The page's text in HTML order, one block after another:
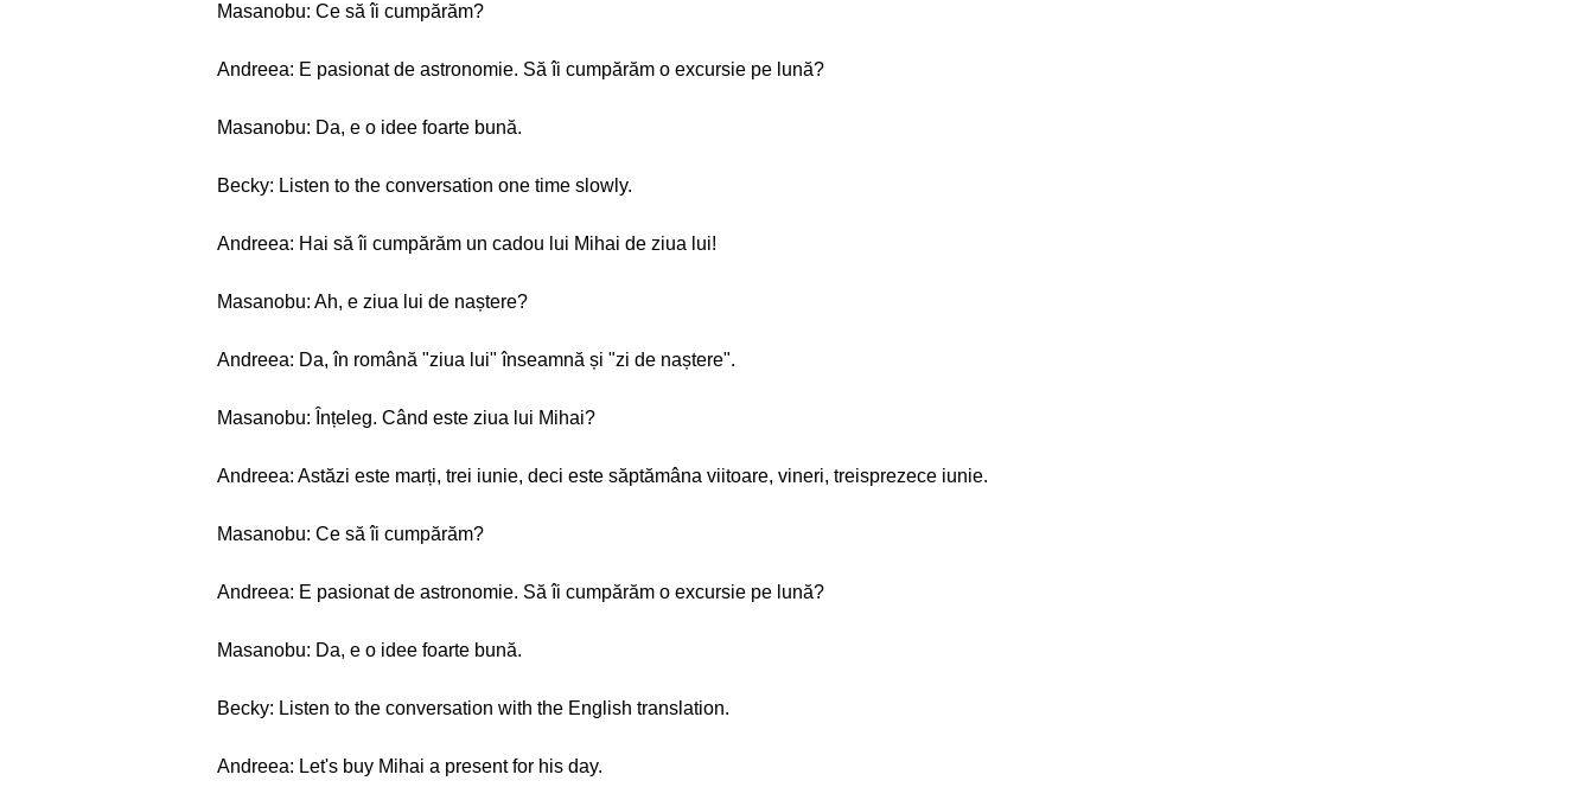
Masanobu: Ce să îi cumpărăm?
Andreea: E pasionat de astronomie. Să îi cumpărăm o excursie pe lună?
Masanobu: Da, e o idee foarte bună.
Becky: Listen to the conversation one time slowly.
Andreea: Hai să îi cumpărăm un cadou lui Mihai de ziua lui!
Masanobu: Ah, e ziua lui de naștere?
Andreea: Da, în română "ziua lui" înseamnă și "zi de naștere".
Masanobu: Înțeleg. Când este ziua lui Mihai?
Andreea: Astăzi este marți, trei iunie, deci este săptămâna viitoare, vineri, treisprezece iunie.
Masanobu: Ce să îi cumpărăm?
Andreea: E pasionat de astronomie. Să îi cumpărăm o excursie pe lună?
Masanobu: Da, e o idee foarte bună.
Becky: Listen to the conversation with the English translation.
Andreea: Let's buy Mihai a present for his day.